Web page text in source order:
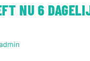
NU 6